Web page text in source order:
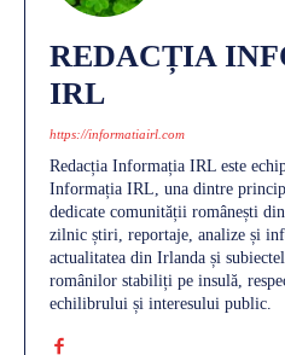
REDACȚIA
IRL
https://informatiairl.com
Redacția Informația IRL este
Informația IRL, una dintre
dedicate comunității românești
zilnic știri, reportaje, analize și
actualitatea din Irlanda și
românilor stabiliți pe insulă,
echilibrului și interesului public.